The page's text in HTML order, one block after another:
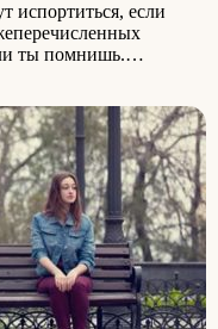
испортиться, если
ты помнишь.…